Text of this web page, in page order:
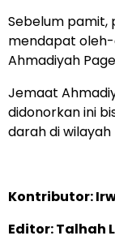
Sebelum pamit,
mendapat
Ahmadiyah
Jemaat
didonorkan ini
darah di
Kontributor:
Editor: Talhah